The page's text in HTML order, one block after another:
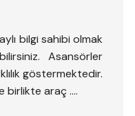
bilgi sahibi olmak
Asansörler
göstermektedir.
birlikte araç ….